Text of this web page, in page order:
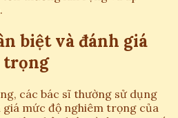
biệt và đánh giá
trọng
các bác sĩ thường sử dụng
mức độ nghiêm trọng của